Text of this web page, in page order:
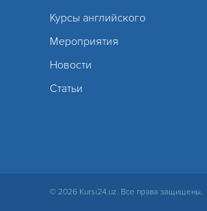
Курсы английского
Мероприятия
Новости
Статьи
© 2026 Kursi24.uz. Все права защищены.